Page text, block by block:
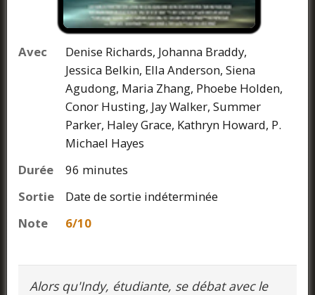
Avec
Denise Richards, Johanna Braddy,
Jessica Belkin, Ella Anderson, Siena
Agudong, Maria Zhang, Phoebe Holden,
Conor Husting, Jay Walker, Summer
Parker, Haley Grace, Kathryn Howard, P.
Michael Hayes
Durée
96 minutes
Sortie
Date de sortie indéterminée
Note
6/10
Alors qu'Indy, étudiante, se débat avec le